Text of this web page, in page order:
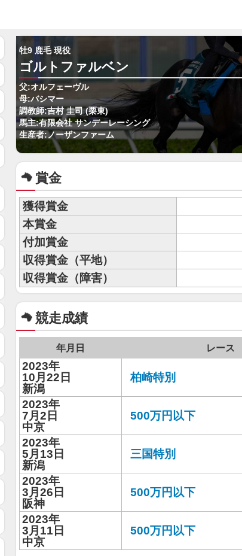
牡9 鹿毛 現役
ゴルトファルベン
父:オルフェーヴル
母:バシマー
調教師:吉村 圭司 (栗東)
馬主:有限会社 サンデーレーシング
生産者:ノーザンファーム
賞金
獲得賞金
本賞金
付加賞金
収得賞金（平地）
収得賞金（障害）
競走成績
年月日 レース
2023年
10月22日
新潟
柏崎特別
2023年
7月2日
中京
500万円以下
2023年
5月13日
新潟
三国特別
2023年
3月26日
阪神
500万円以下
2023年
3月11日
中京
500万円以下